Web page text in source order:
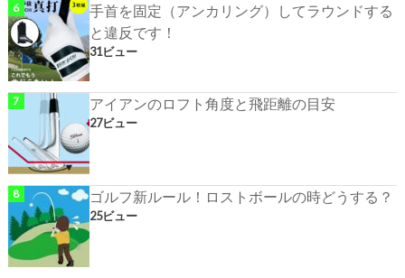
手首を固定（アンカリング）してラウンドする
と違反です！
31ビュー
アイアンのロフト角度と飛距離の目安
27ビュー
ゴルフ新ルール！ロストボールの時どうする？
25ビュー